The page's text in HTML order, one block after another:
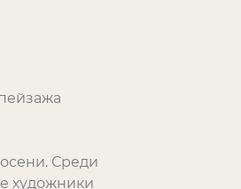
Среди
художники